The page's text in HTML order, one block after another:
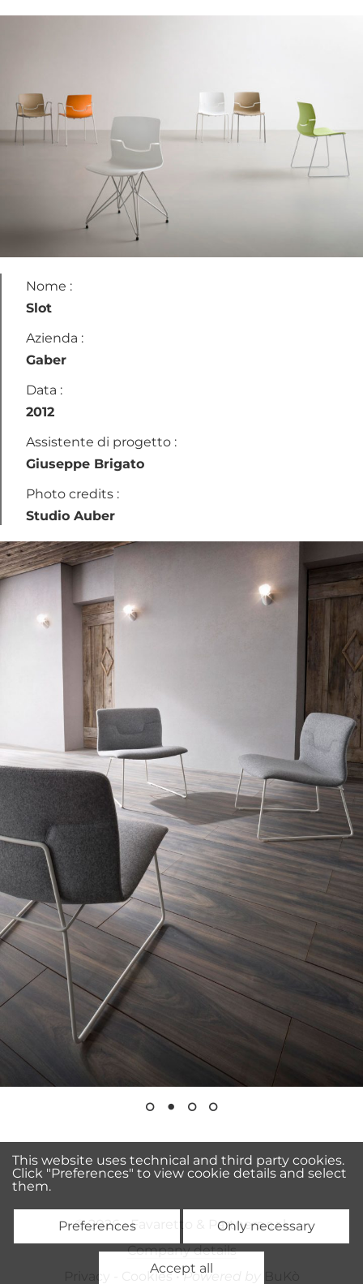
Archivio
Instagram
Nome :
Slot
Azienda :
Gaber
Data :
2012
Assistente di progetto :
Giuseppe Brigato
Photo credits :
Studio Auber
© 2026 • Favaretto & Partners s.r.l.
Company details
Cookies•Powered by
This website uses technical and third party cookies.
Click "Preferences" to view cookie details and select
them.
Preferences Only necessary
Accept all